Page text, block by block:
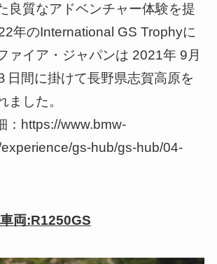
良質なアドベンチャー体験を提
年のInternational GS Trophyに
ァイア・ジャパンは 2021年 9月
日間に掛けて長野県志賀高原を
ました。
：https://www.bmw-
gs-hub/gs-hub/04-
両:R1250GS